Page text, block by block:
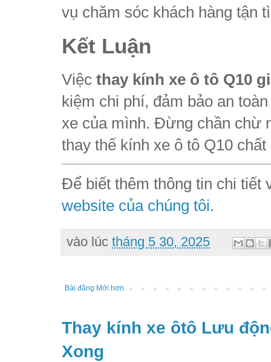
vụ chăm sóc khách hàng tận
Kết Luận
Việc thay kính xe ô tô Q10
kiệm chi phí, đảm bảo an
xe của mình. Đừng chần chừ
thay thế kính xe ô tô Q10
Để biết thêm thông tin chi tiết
website của chúng tôi.
vào lúc tháng 5 30, 2025
Bài đăng Mới hơn
Thay kính xe ôtô Lưu
Xong